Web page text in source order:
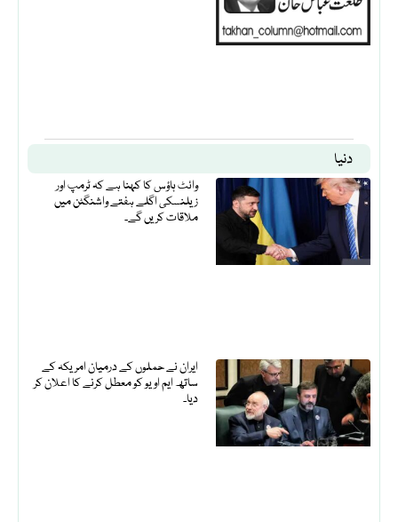
دنیا
وائٹ ہاؤس کا کہنا ہے کہ ٹرمپ اور
زیلنسکی اگلے ہفتے واشنگٹن میں
ملاقات کریں گے۔
ایران نے حملوں کے درمیان امریکہ کے
ساتھ ایم او یو کو معطل کرنے کا اعلان کر
دیا۔